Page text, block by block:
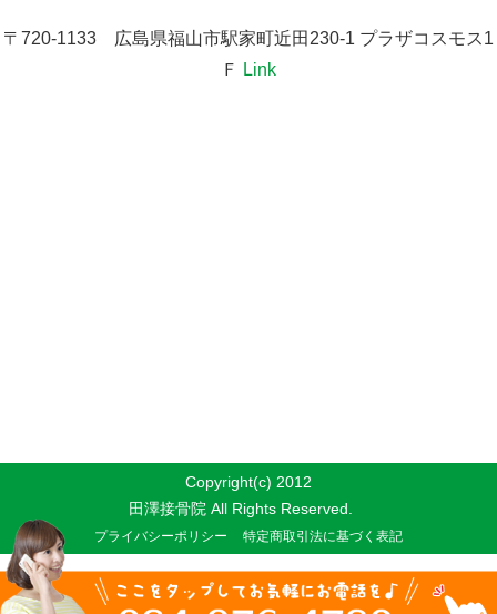
〒720-1133 広島県福山市駅家町近田230-1 プラザコスモス1
Ｆ
Link
Copyright(c) 2012
田澤接骨院 All Rights Reserved.
プライバシーポリシー 特定商取引法に基づく表記